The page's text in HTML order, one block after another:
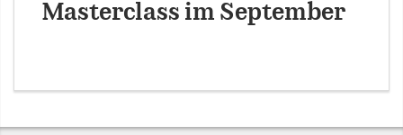
Masterclass im September